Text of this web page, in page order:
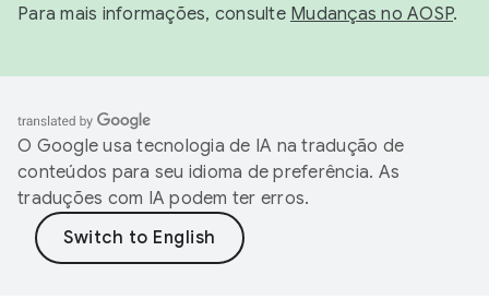
Para mais informações, consulte Mudanças no AOSP.
O Google usa tecnologia de IA na tradução de
conteúdos para seu idioma de preferência. As
traduções com IA podem ter erros.